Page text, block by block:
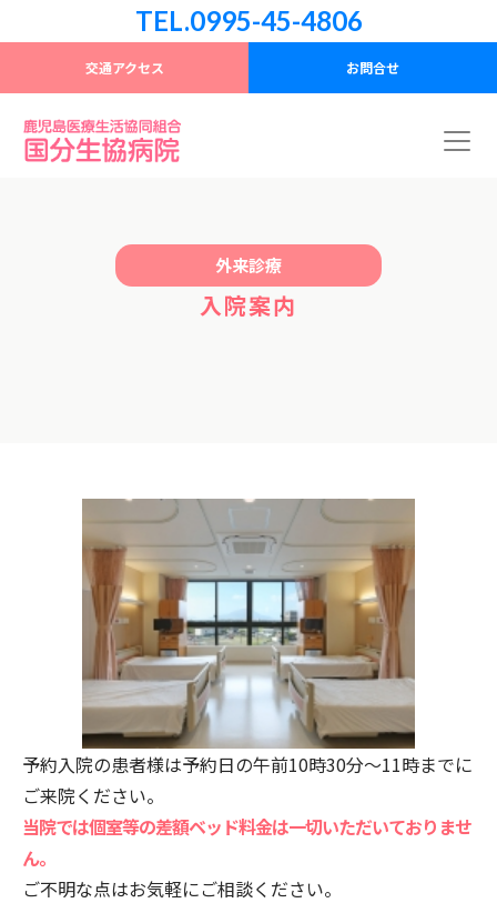
TEL.0995-45-4806
交通アクセス お問合せ
外来診療
入院案内
予約入院の患者様は予約日の午前10時30分～11時までに
ご来院ください。
当院では個室等の差額ベッド料金は一切いただいておりませ
ん。
ご不明な点はお気軽にご相談ください。